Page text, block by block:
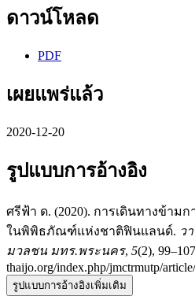
ดาวน์โหลด
PDF
เผยแพร่แล้ว
2020-12-20
รูปแบบการอ้างอิง
ศรีฟ้า ด. (2020). การเดินทางข้าม
ในพิพิธภัณฑ์แห่งชาติฟินแลนด์. ว
มวลชน มทร.พระนคร, 5(2),
thaijo.org/index.php/jmctrmutp/
รูปแบบการอ้างอิงเพิ่มเติม